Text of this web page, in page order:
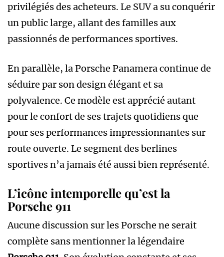
privilégiés des acheteurs. Le SUV a su conquérir
un public large, allant des familles aux
passionnés de performances sportives.
En parallèle, la Porsche Panamera continue de
séduire par son design élégant et sa
polyvalence. Ce modèle est apprécié autant
pour le confort de ses trajets quotidiens que
pour ses performances impressionnantes sur
route ouverte. Le segment des berlines
sportives n’a jamais été aussi bien représenté.
L’icône intemporelle qu’est la
Porsche 911
Aucune discussion sur les Porsche ne serait
complète sans mentionner la légendaire